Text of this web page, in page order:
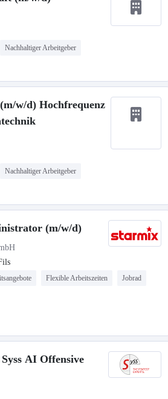
Nachhaltiger Arbeitgeber
w/d) Hochfrequenz
Nachhaltiger Arbeitgeber
(m/w/d)
Flexible Arbeitszeiten Jobrad
AI Offensive